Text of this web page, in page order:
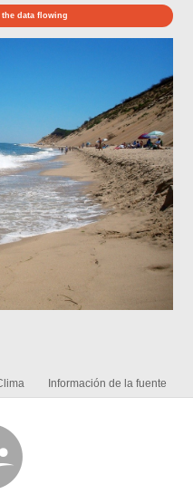
the data flowing
Información de la fuente